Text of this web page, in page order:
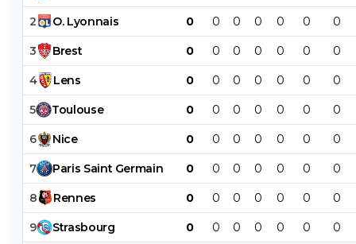
2 O. Lyonnais 0 0 0 0 0 0 0
3 Brest 0 0 0 0 0 0 0
4 Lens 0 0 0 0 0 0 0
5 Toulouse 0 0 0 0 0 0 0
6 Nice 0 0 0 0 0 0 0
7 Paris Saint Germain 0 0 0 0 0 0 0
8 Rennes 0 0 0 0 0 0 0
9 Strasbourg 0 0 0 0 0 0 0